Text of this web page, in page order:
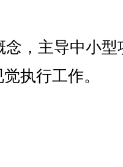
，主导中小
执行工作。